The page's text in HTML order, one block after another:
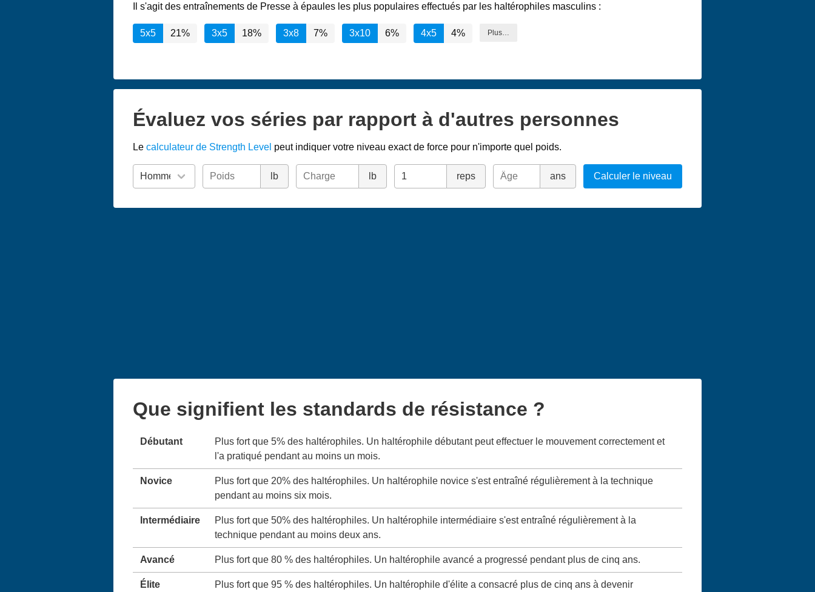
Il s'agit des entraînements de Presse à épaules les plus populaires effectués par les haltérophiles masculins :
5x5 21% 3x5 18% 3x8 7% 3x10 6% 4x5 4% Plus…
Évaluez vos séries par rapport à d'autres personnes
Le calculateur de Strength Level peut indiquer votre niveau exact de force pour n'importe quel poids.
lb lb reps ans Calculer le niveau
Que signifient les standards de résistance ?
Débutant
Plus fort que 5% des haltérophiles. Un haltérophile débutant peut effectuer le mouvement correctement et
l'a pratiqué pendant au moins un mois.
Novice
Plus fort que 20% des haltérophiles. Un haltérophile novice s'est entraîné régulièrement à la technique
pendant au moins six mois.
Intermédiaire
Plus fort que 50% des haltérophiles. Un haltérophile intermédiaire s'est entraîné régulièrement à la
technique pendant au moins deux ans.
Avancé Plus fort que 80 % des haltérophiles. Un haltérophile avancé a progressé pendant plus de cinq ans.
Élite Plus fort que 95 % des haltérophiles. Un haltérophile d'élite a consacré plus de cinq ans à devenir